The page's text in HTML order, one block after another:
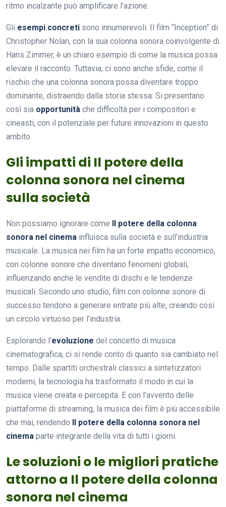
ritmo incalzante può amplificare l’azione.
Gli esempi concreti sono innumerevoli. Il film “Inception” di
Christopher Nolan, con la sua colonna sonora coinvolgente di
Hans Zimmer, è un chiaro esempio di come la musica possa
elevare il racconto. Tuttavia, ci sono anche sfide, come il
rischio che una colonna sonora possa diventare troppo
dominante, distraendo dalla storia stessa. Si presentano
così sia opportunità che difficoltà per i compositori e
cineasti, con il potenziale per future innovazioni in questo
ambito.
Gli impatti di Il potere della
colonna sonora nel cinema
sulla società
Non possiamo ignorare come
Il potere della colonna
sonora nel cinema influisca sulla società e sull’industria
musicale. La musica nei film ha un forte impatto economico,
con colonne sonore che diventano fenomeni globali,
influenzando anche le vendite di dischi e le tendenze
musicali. Secondo uno studio, film con colonne sonore di
successo tendono a generare entrate più alte, creando così
un circolo virtuoso per l’industria.
Esplorando l’evoluzione del concetto di musica
cinematografica, ci si rende conto di quanto sia cambiato nel
tempo. Dalle spartiti orchestrali classici a sintetizzatori
moderni, la tecnologia ha trasformato il modo in cui la
musica viene creata e percepita. E con l’avvento delle
piattaforme di streaming, la musica dei film è più accessibile
che mai, rendendo
Il potere della colonna sonora nel
cinema parte integrante della vita di tutti i giorni.
Le soluzioni o le migliori pratiche
attorno a Il potere della colonna
sonora nel cinema